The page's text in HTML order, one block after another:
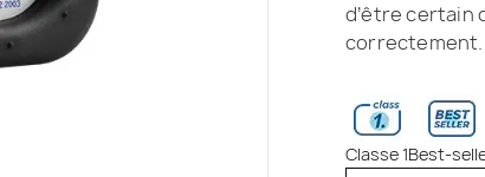
d’être certain
correctement.
Classe 1Best-